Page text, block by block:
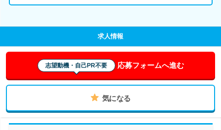
求人情報
志望動機・自己PR不要 応募フォームへ進む
気になる